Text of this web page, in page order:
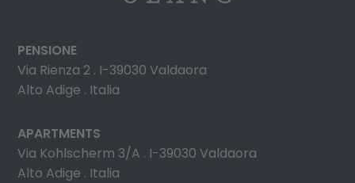
PENSIONE
Via Rienza 2 . I-39030 Valdaora
Alto Adige . Italia
APARTMENTS
Via Kohlscherm 3/A . I-39030 Valdaora
Alto Adige . Italia